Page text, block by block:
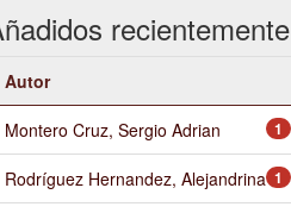
recientemente
Autor
1
Montero Cruz, Sergio Adrian
1
Rodríguez Hernandez, Alejandrina